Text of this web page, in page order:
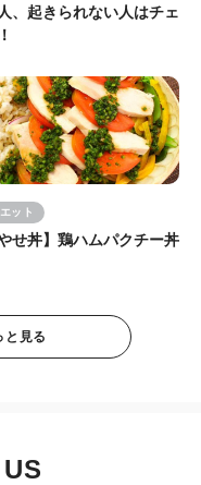
、起きられない人はチェ
ット
やせ丼】鶏ハムパクチー丼
と見る